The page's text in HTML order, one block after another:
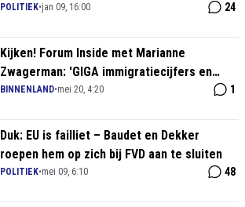
kiezen voor eigen kracht!'
POLITIEK•jan 09, 16:00 24
Kijken! Forum Inside met Marianne
Zwagerman: 'GIGA immigratiecijfers en
remigratie'
BINNENLAND•mei 20, 4:20 1
Duk: EU is failliet – Baudet en Dekker
roepen hem op zich bij FVD aan te sluiten
POLITIEK•mei 09, 6:10 48